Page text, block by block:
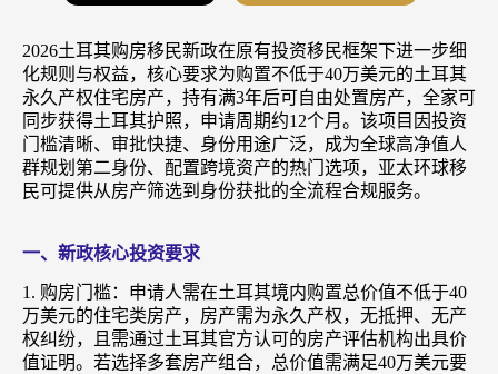
2026土耳其购房移民新政在原有投资移民框架下进一步细
化规则与权益，核心要求为购置不低于40万美元的土耳其
永久产权住宅房产，持有满3年后可自由处置房产，全家可
同步获得土耳其护照，申请周期约12个月。该项目因投资
门槛清晰、审批快捷、身份用途广泛，成为全球高净值人
群规划第二身份、配置跨境资产的热门选项，亚太环球移
民可提供从房产筛选到身份获批的全流程合规服务。
一、新政核心投资要求
1. 购房门槛：申请人需在土耳其境内购置总价值不低于40
万美元的住宅类房产，房产需为永久产权，无抵押、无产
权纠纷，且需通过土耳其官方认可的房产评估机构出具价
值证明。若选择多套房产组合，总价值需满足40万美元要